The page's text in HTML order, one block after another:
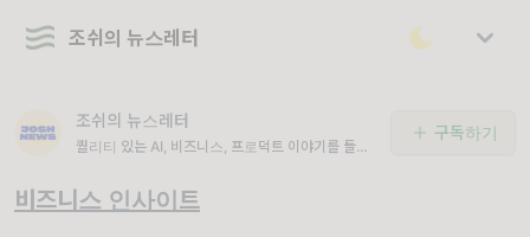
조쉬의 뉴스레터
조쉬의 뉴스레터
퀄리티 있는 AI, 비즈니스, 프로덕트 이야기를 들려
구독하기
비즈니스 인사이트